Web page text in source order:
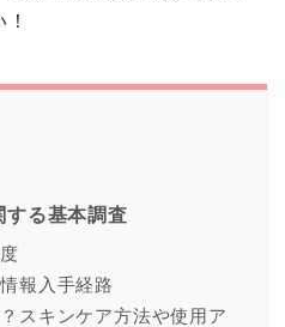
する基本調査
報入手経路
スキンケア方法や使用ア